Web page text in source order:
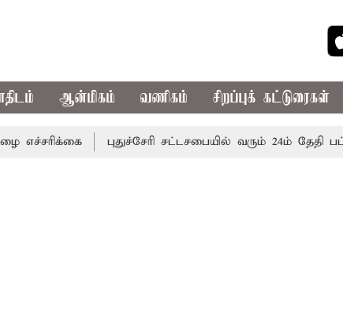
ஆன்மிகம் வணிகம் சிறப்புக் கட்டுரைகள்
புதுச்சேரி சட்டசபையில் வரும் 24ம் தேதி